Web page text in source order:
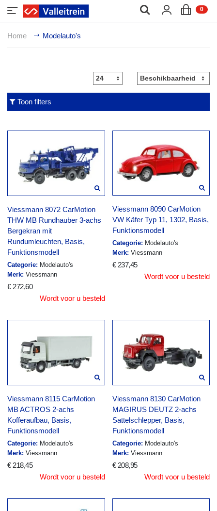
0;
Home Modelauto's
Toon filters
Viessmann 8072 CarMotion
THW MB Rundhauber 3-achs
Bergekran mit
Rundumleuchten, Basis,
Funktionsmodell
Categorie: Modelauto's
Merk: Viessmann
€ 272,60
Wordt voor u besteld
Viessmann 8090 CarMotion
VW Käfer Typ 11, 1302, Basis,
Funktionsmodell
Categorie: Modelauto's
Merk: Viessmann
€ 237,45
Wordt voor u besteld
Viessmann 8115 CarMotion
MB ACTROS 2-achs
Kofferaufbau, Basis,
Funktionsmodell
Categorie: Modelauto's
Merk: Viessmann
€ 218,45
Wordt voor u besteld
Viessmann 8130 CarMotion
MAGIRUS DEUTZ 2-achs
Sattelschlepper, Basis,
Funktionsmodell
Categorie: Modelauto's
Merk: Viessmann
€ 208,95
Wordt voor u besteld